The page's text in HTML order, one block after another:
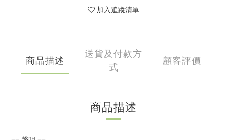
加入追蹤清單
商品描述
送貨及付款方
式
顧客評價
商品描述